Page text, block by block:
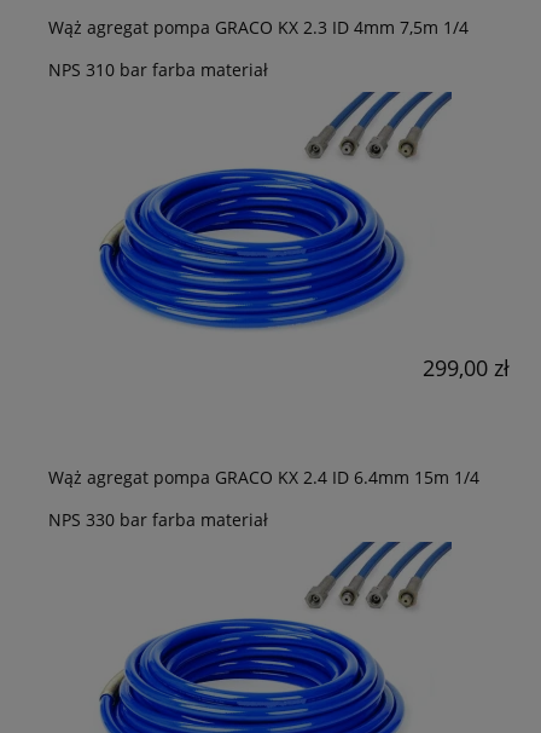
Wąż agregat pompa GRACO KX 2.3 ID 4mm 7,5m 1/4
NPS 310 bar farba materiał
299,00 zł
Wąż agregat pompa GRACO KX 2.4 ID 6.4mm 15m 1/4
NPS 330 bar farba materiał